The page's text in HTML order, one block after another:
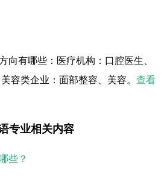
向有哪些：医疗机构：口腔医生、
容类企业：面部整容、美容。 查看
专业相关内容
些？